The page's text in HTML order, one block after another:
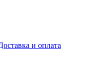
и оплата